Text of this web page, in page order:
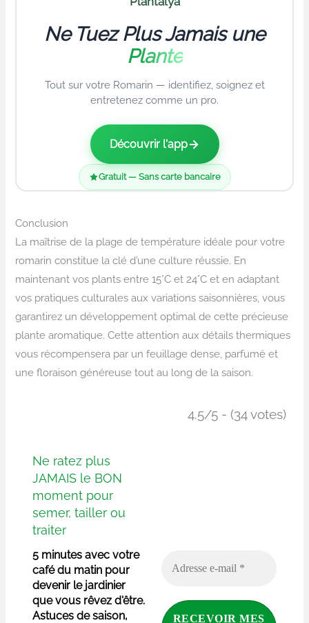
Ne Tuez Plus Jamais une
Plante
Tout sur votre Romarin — identifiez, soignez et
entretenez comme un pro.
Découvrir l'app
Gratuit — Sans carte bancaire
Conclusion
La maîtrise de la plage de température idéale pour votre
romarin constitue la clé d’une culture réussie. En
maintenant vos plants entre 15°C et 24°C et en adaptant
vos pratiques culturales aux variations saisonnières, vous
garantirez un développement optimal de cette précieuse
plante aromatique. Cette attention aux détails thermiques
vous récompensera par un feuillage dense, parfumé et
une floraison généreuse tout au long de la saison.
4.5/5 - (34 votes)
Ne ratez plus
JAMAIS le BON
moment pour
semer, tailler ou
traiter
5 minutes avec votre
café du matin pour
devenir le jardinier
que vous rêvez d'être.
Astuces de saison,